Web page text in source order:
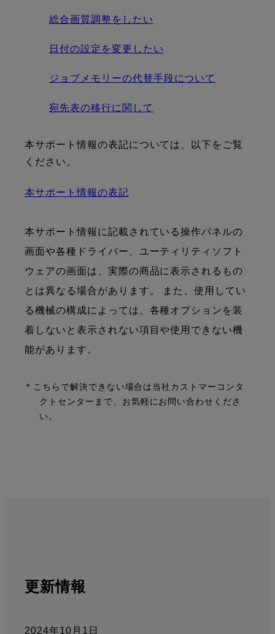
総合画質調整をしたい
日付の設定を変更したい
ジョブメモリーの代替手段について
宛先表の移行に関して
本サポート情報の表記については、以下をご覧
ください。
本サポート情報の表記
本サポート情報に記載されている操作パネルの
画面や各種ドライバー、ユーティリティソフト
ウェアの画面は、実際の商品に表示されるもの
とは異なる場合があります。 また、使用してい
る機械の構成によっては、各種オプションを装
着しないと表示されない項目や使用できない機
能があります。
* こちらで解決できない場合は当社カストマーコンタ
クトセンターまで、お気軽にお問い合わせくださ
い。
更新情報
2024年10月1日